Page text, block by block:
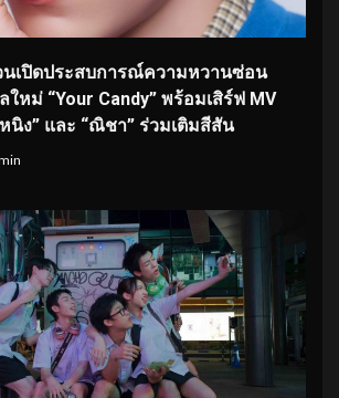
นเปิดประสบการณ์ความหวานซ่อน
ใหม่ “Your Candy” พร้อมเสิร์ฟ MV
หนิง” และ “ณิชา” ร่วมเติมสีสัน